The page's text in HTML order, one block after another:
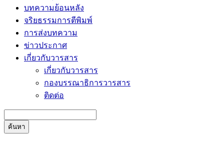
บทความย้อนหลัง
จริยธรรมการตีพิมพ์
การส่งบทความ
ข่าวประกาศ
เกี่ยวกับวารสาร
เกี่ยวกับวารสาร
กองบรรณาธิการวารสาร
ติดต่อ
ค้นหา